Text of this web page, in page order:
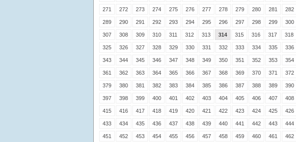
271 272 273 274 275 276 277 278 279 280 281 282
289 290 291 292 293 294 295 296 297 298 299 300
307 308 309 310 311 312 313 314 315 316 317 318
325 326 327 328 329 330 331 332 333 334 335 336
343 344 345 346 347 348 349 350 351 352 353 354
361 362 363 364 365 366 367 368 369 370 371 372
379 380 381 382 383 384 385 386 387 388 389 390
397 398 399 400 401 402 403 404 405 406 407 408
415 416 417 418 419 420 421 422 423 424 425 426
433 434 435 436 437 438 439 440 441 442 443 444
451 452 453 454 455 456 457 458 459 460 461 462